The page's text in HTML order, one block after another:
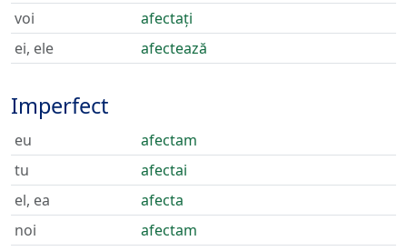
voi
afectați
ei, ele
afectează
Imperfect
eu
afectam
tu
afectai
el, ea
afecta
noi
afectam